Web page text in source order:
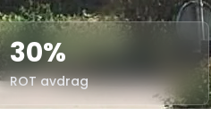
30%
ROT avdrag